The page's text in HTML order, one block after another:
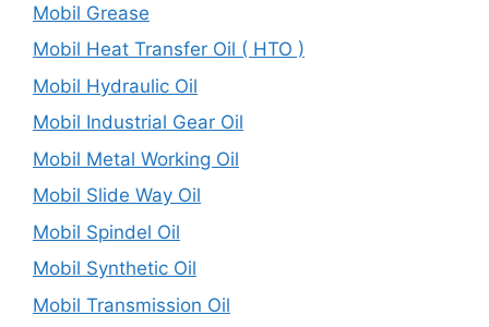
Mobil Grease
Mobil Heat Transfer Oil ( HTO )
Mobil Hydraulic Oil
Mobil Industrial Gear Oil
Mobil Metal Working Oil
Mobil Slide Way Oil
Mobil Spindel Oil
Mobil Synthetic Oil
Mobil Transmission Oil